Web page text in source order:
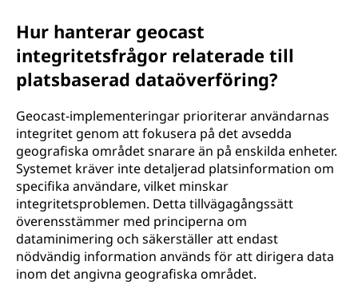
Hur hanterar geocast
integritetsfrågor relaterade till
platsbaserad dataöverföring?
Geocast-implementeringar prioriterar användarnas
integritet genom att fokusera på det avsedda
geografiska området snarare än på enskilda enheter.
Systemet kräver inte detaljerad platsinformation om
specifika användare, vilket minskar
integritetsproblemen. Detta tillvägagångssätt
överensstämmer med principerna om
dataminimering och säkerställer att endast
nödvändig information används för att dirigera data
inom det angivna geografiska området.